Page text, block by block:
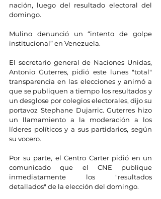
nación, luego del resultado electoral del
domingo.
Mulino denunció un “intento de golpe
institucional” en Venezuela.
El secretario general de Naciones Unidas,
Antonio Guterres, pidió este lunes "total"
transparencia en las elecciones y animó a
que se publiquen a tiempo los resultados y
un desglose por colegios electorales, dijo su
portavoz Stephane Dujarric. Guterres hizo
un llamamiento a la moderación a los
líderes políticos y a sus partidarios, según
su vocero.
Por su parte, el Centro Carter pidió en un
comunicado que el CNE publique
inmediatamente los "resultados
detallados" de la elección del domingo.